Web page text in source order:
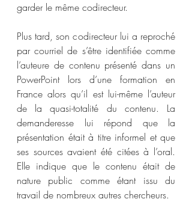
garder le même codirecteur.
Plus tard, son codirecteur lui a reproché
par courriel de s’être identifiée comme
l’auteure de contenu présenté dans un
PowerPoint lors d’une formation en
France alors qu’il est lui-même l’auteur
de la quasi-totalité du contenu. La
demanderesse lui répond que la
présentation était à titre informel et que
ses sources avaient été citées à l’oral.
Elle indique que le contenu était de
nature public comme étant issu du
travail de nombreux autres chercheurs.